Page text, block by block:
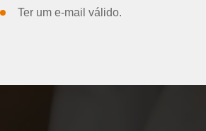
Ter um e-mail válido.